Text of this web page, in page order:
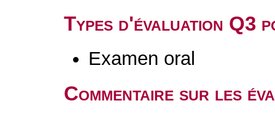
Types d'évaluation Q3
Examen oral
Commentaire sur les